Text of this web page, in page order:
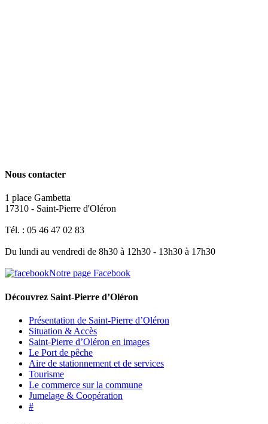
Nous contacter
1 place Gambetta
17310 - Saint-Pierre d'Oléron
Tél. : 05 46 47 02 83
Du lundi au vendredi de 8h30 à 12h30 - 13h30 à 17h30
Notre page Facebook
Découvrez Saint-Pierre d’Oléron
Présentation de Saint-Pierre d’Oléron
Situation & Accès
Saint-Pierre d’Oléron en images
Le Port de pêche
Aire de stationnement et de services
Tourisme
Le commerce sur la commune
Jumelage & Coopération
#